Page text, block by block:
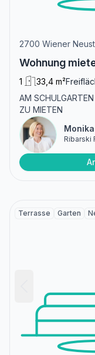
2700 Wiener
Wohnung
1 33,4 m²
AM
ZU MIETEN
Ribarski
Terrasse Garten